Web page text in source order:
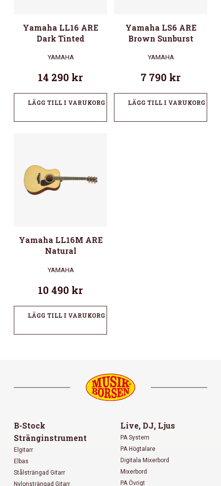
Yamaha LL16 ARE
Dark Tinted
YAMAHA
14 290 kr
LÄGG TILL I VARUKORG
Yamaha LS6 ARE
Brown Sunburst
YAMAHA
7 790 kr
LÄGG TILL I VARUKORG
Yamaha LL16M ARE
Natural
YAMAHA
10 490 kr
LÄGG TILL I VARUKORG
B-Stock
Stränginstrument
Elgitarr
Elbas
Stålsträngad Gitarr
Nylonsträngad Gitarr
Live, DJ, Ljus
PA System
PA Högtalare
Digitala Mixerbord
Mixerbord
PA Övrigt